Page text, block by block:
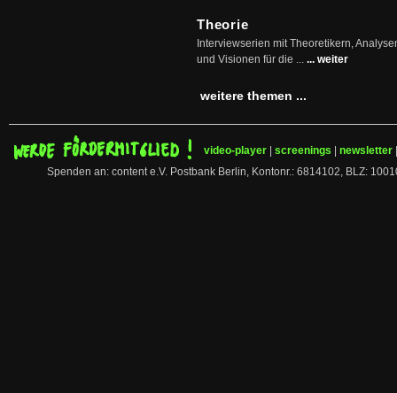
Theorie
Interviewserien mit Theoretikern,
und Visionen für die ... ... weiter
weitere themen ...
video-player screenings newsletter
Spenden an: content e.V. Postbank Berlin, Kontonr.: 6814102, BLZ: